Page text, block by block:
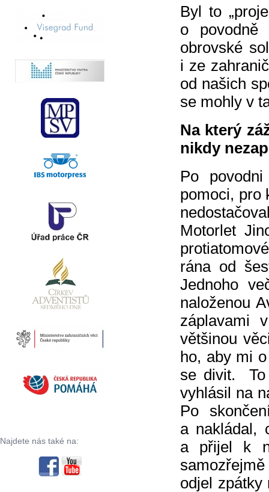
Najdete nás také na:
Byl to
o povodně
obrovské
i ze
od našich
se mohly v
Na který
nikdy
Po
pomoci, pro
Motorlet
rána od
Jednoho
naloženou
záplavami
většinou
ho, aby mi
se divit. To
vyhlásil na
Po
a nakládal,
a přijel k
odjel zpátky